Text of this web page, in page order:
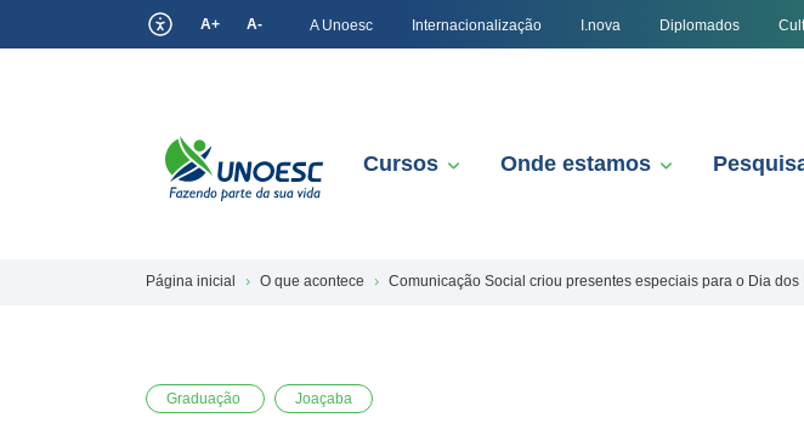
A+ A- A Unoesc Internacionalização I.nova Diplomados
Cursos Onde estamos
Página inicial O que acontece Comunicação Social criou presentes especiais para o Dia dos
Graduação Joaçaba